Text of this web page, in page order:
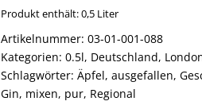
Produkt enthält: 0,5 Liter
Artikelnummer:03-01-001-088
Kategorien:0.5l, Deutschland,
Schlagwörter:Äpfel,ausgefallen,
Gin, mixen, pur, Regional